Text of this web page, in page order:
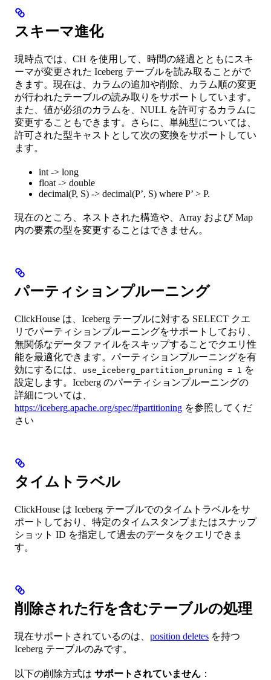
スキーマ進化
現時点では、CH を使用して、時間の経過とともにスキ
ーマが変更された Iceberg テーブルを読み取ることがで
きます。現在は、カラムの追加や削除、カラム順の変更
が行われたテーブルの読み取りをサポートしています。
また、値が必須のカラムを、NULL を許可するカラムに
変更することもできます。さらに、単純型については、
許可された型キャストとして次の変換をサポートしてい
ます。
int -> long
float -> double
decimal(P, S) -> decimal(P’, S) where P’ > P.
現在のところ、ネストされた構造や、Array および Map
内の要素の型を変更することはできません。
パーティションプルーニング
ClickHouse は、Iceberg テーブルに対する SELECT クエ
リでパーティションプルーニングをサポートしており、
無関係なデータファイルをスキップすることでクエリ性
能を最適化できます。パーティションプルーニングを有
効にするには、
use_iceberg_partition_pruning = 1 を
設定します。Iceberg のパーティションプルーニングの
詳細については、
https://iceberg.apache.org/spec/#partitioning を参照してくだ
さい
タイムトラベル
ClickHouse は Iceberg テーブルでのタイムトラベルをサ
ポートしており、特定のタイムスタンプまたはスナップ
ショット ID を指定して過去のデータをクエリできま
す。
削除された行を含むテーブルの処理
現在サポートされているのは、 position deletes を持つ
Iceberg テーブルのみです。
以下の削除方式は サポートされていません ：